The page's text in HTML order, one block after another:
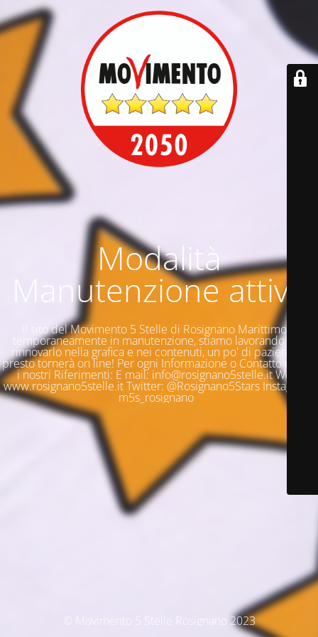
Modalità
Manutenzione attiva
Il sito del Movimento 5 Stelle di Rosignano Marittimo è
temporaneamente in manutenzione, stiamo lavorando per
rinnovarlo nella grafica e nei contenuti, un po' di pazienza e
presto tornerà on line! Per ogni Informazione o Contatto questi
i nostri Riferimenti: E mail: info@rosignano5stelle.it Web:
www.rosignano5stelle.it Twitter: @Rosignano5Stars Instagram:
m5s_rosignano
© Movimento 5 Stelle Rosignano 2023